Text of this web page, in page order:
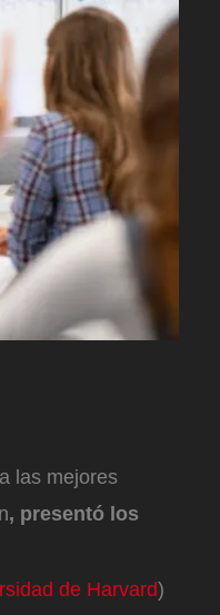
las mejores
, presentó los
de Harvard)